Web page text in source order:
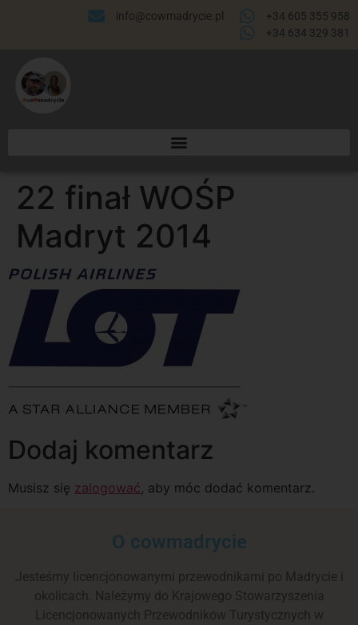
info@cowmadrycie.pl
+34 605 355 958
+34 634 329 381​
22 finał WOŚP
Madryt 2014
Dodaj komentarz
Musisz się zalogować, aby móc dodać komentarz.
O cowmadrycie
Jesteśmy licencjonowanymi przewodnikami po Madrycie i
okolicach. Należymy do Krajowego Stowarzyszenia
Licencjonowanych Przewodników Turystycznych w